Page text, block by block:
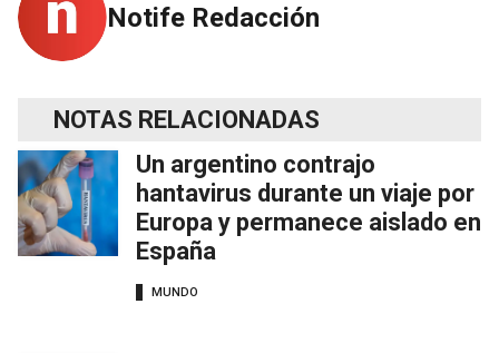
Notife Redacción
NOTAS RELACIONADAS
Un argentino contrajo
hantavirus durante un viaje por
Europa y permanece aislado en
España
MUNDO